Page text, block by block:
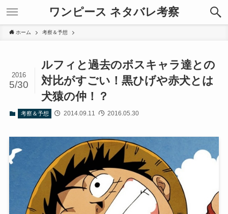
ワンピース ネタバレ考察
ホーム 考察＆予想
ルフィと過去のボスキャラ達との
対比がすごい！黒ひげや赤犬とは
犬猿の仲！？
2016
5/30
考察＆予想 2014.09.11 2016.05.30